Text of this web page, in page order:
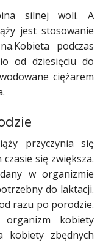
silnej woli. A
jest stosowanie
podczas
od dziesięciu do
ciężarem
przyczynia się
się zwiększa.
w organizmie
do laktacji.
razu po porodzie.
kobiety
kobiety zbędnych